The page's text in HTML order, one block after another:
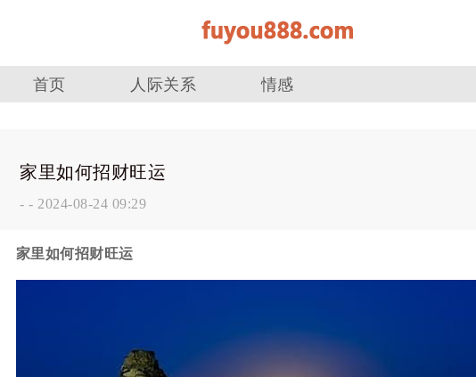
首页 人际关系 情感
家里如何招财旺运
- - 2024-08-24 09:29
家里如何招财旺运